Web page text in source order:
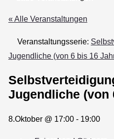
« Alle Veranstaltungen
Veranstaltungsserie:
Jugendliche (von 6 bis 16
Jugendliche (von
8.Oktober @ 17:00- 19:00